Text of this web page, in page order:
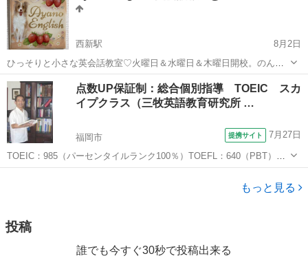
西新駅
8月2日
ひっそりと小さな英会話教室♡火曜日＆水曜日＆木曜日開校。のんび
りと優しい先生が、子どもたちを英語好きにしてみせます♪ゲームやア
クティビティ、歌や踊りを取り入れた、楽しくアットホームな少人数
制レッスン!お気軽にお問い合わせくだ...
福岡 福岡市 西新駅 英会話 AYANO
点数UP保証制：総合個別指導 TOEIC スカ
イプクラス（三牧英語教育研究所 …
福岡市 提携サイト 7月27日
TOEIC：985（パーセンタイルランク100％）TOEFL：640（PBT）、
主宰する英語学校、一流企業、大学での講師等の豊富な経験と実績を
持つ三牧雅明が、全生徒に個別に早く、確実に、そして楽しく英語力
もっと見る
投稿
誰でも今すぐ30秒で投稿出来る